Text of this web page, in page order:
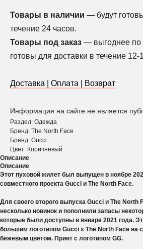
Товары в наличии — будут
течение 24 часов.
Товары под заказ — выгоднее по
готовы для доставки в течение 12-
Доставка | Оплата | Возврат
Информация на сайте не является
Раздел: Одежда
Бренд: The North Face
Бренд: Gucci
Цвет: Коричневый
Описание
Описание
Этот пуховой жилет был выпущен в ноябре
совместного проекта Gucci и The North Face.
Для своего второго выпуска Gucci и The North
несколько новинок и пополнили запасы
которые были доступны в январе 2021 года.
большим логотипом Gucci x The North Face на
бежевым цветом. Принт с логотипом GG.